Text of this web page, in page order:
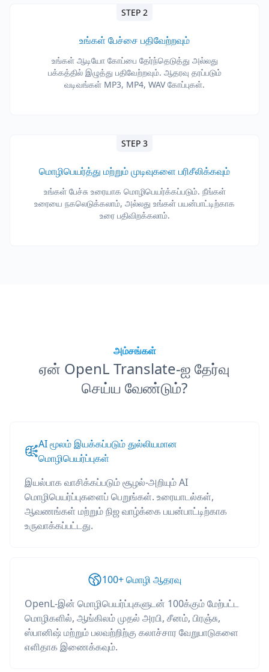
STEP 2
உங்கள் பேச்சை பதிவேற்றவும்
உங்கள் ஆடியோ கோப்பை தேர்ந்தெடுத்து அல்லது
பக்கத்தில் இழுத்து பதிவேற்றவும். ஆதரவு தரப்படும்
வடிவங்கள் MP3, MP4, WAV கோப்புகள்.
STEP 3
மொழிபெயர்த்து மற்றும் முடிவுகளை பரிசீலிக்கவும்
உங்கள் பேச்சு உரையாக மொழிபெயர்க்கப்படும். நீங்கள்
உரையை நகலெடுக்கலாம், அல்லது உங்கள் பயன்பாட்டிற்காக
உரை பதிவிறக்கலாம்.
அம்சங்கள்
ஏன் OpenL Translate-ஐ தேர்வு
செய்ய வேண்டும்?
AI மூலம் இயக்கப்படும் துல்லியமான
மொழிபெயர்ப்புகள்
இயல்பாக வாசிக்கப்படும் சூழல்-அறியும் AI
மொழிபெயர்ப்புகளைப் பெறுங்கள். உரையாடல்கள்,
ஆவணங்கள் மற்றும் நிஜ வாழ்க்கை பயன்பாட்டிற்காக
உருவாக்கப்பட்டது.
100+ மொழி ஆதரவு
OpenL-இன் மொழிபெயர்ப்புகளுடன் 100க்கும் மேற்பட்ட
மொழிகளில், ஆங்கிலம் முதல் அரபி, சீனம், பிரஞ்சு,
ஸ்பானிஷ் மற்றும் பலவற்றிற்கு கலாச்சார வேறுபாடுகளை
எளிதாக இணைக்கவும்.